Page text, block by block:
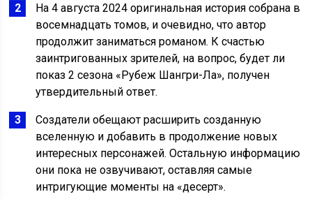
На 4 августа 2024 оригинальная история собрана в
восемнадцать томов, и очевидно, что автор
продолжит заниматься романом. К счастью
заинтригованных зрителей, на вопрос, будет ли
показ 2 сезона «Рубеж Шангри-Ла», получен
утвердительный ответ.
Создатели обещают расширить созданную
вселенную и добавить в продолжение новых
интересных персонажей. Остальную информацию
они пока не озвучивают, оставляя самые
интригующие моменты на «десерт».